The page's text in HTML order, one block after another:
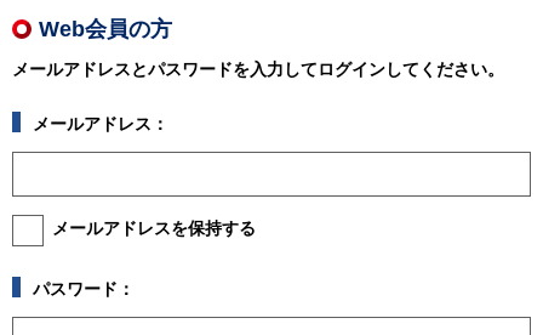
Web会員の方
メールアドレスとパスワードを入力してログインしてください。
メールアドレス：
メールアドレスを保持する
パスワード：